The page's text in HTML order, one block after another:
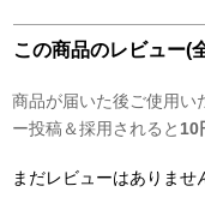
この商品のレビュー(
商品が届いた後ご使用い
ー投稿＆採用されると 10
まだレビューはありませ